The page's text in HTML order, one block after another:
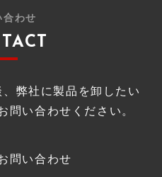
合わせ
弊社に製品を卸したい
問い合わせください。
問い合わせ